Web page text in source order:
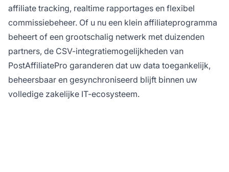
affiliate tracking, realtime rapportages en flexibel
commissiebeheer. Of u nu een klein affiliateprogramma
beheert of een grootschalig netwerk met duizenden
partners, de CSV-integratiemogelijkheden van
PostAffiliatePro garanderen dat uw data toegankelijk,
beheersbaar en gesynchroniseerd blijft binnen uw
volledige zakelijke IT-ecosysteem.